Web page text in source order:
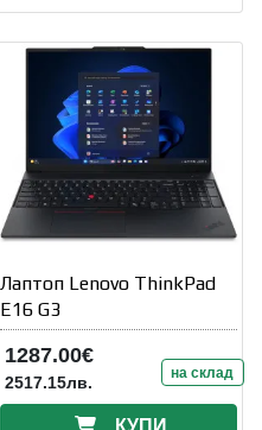
Лаптоп Lenovo ThinkPad
E16 G3
1287.00€
2517.15лв. на склад
КУПИ